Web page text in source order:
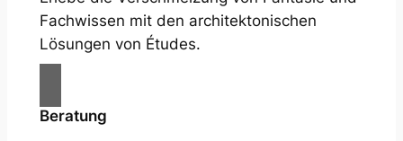
Fachwissen mit den architektonischen
Lösungen von Études.
Beratung